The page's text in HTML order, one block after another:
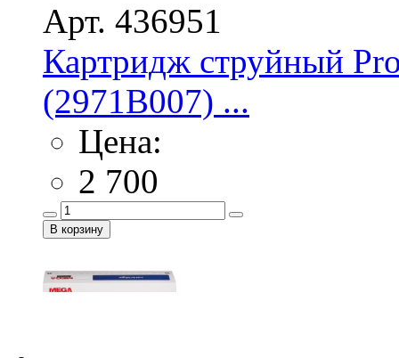
Арт. 436951
Картридж струйный
(2971B007) ...
Цена:
2 700